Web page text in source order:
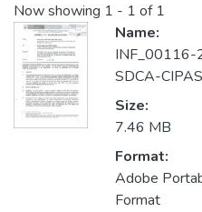
Now showing 1 - 1 of 1
Name:
INF_00116-
SDCA-
Size:
7.46 MB
Format:
Adobe
Format